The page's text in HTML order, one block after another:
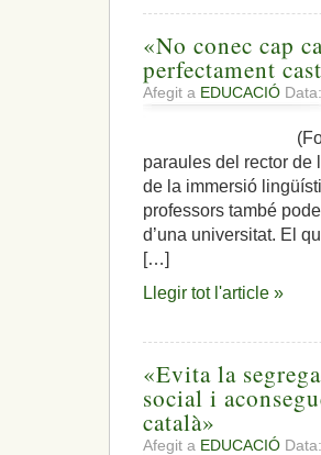
«No conec cap
perfectament
Afegit a EDUCACIÓ
(Fotografia:
paraules del rector de
de la immersió
professors també
d’una universitat. El
[…]
Llegir tot l'article »
«Evita la
social i
català»
Afegit a EDUCACIÓ